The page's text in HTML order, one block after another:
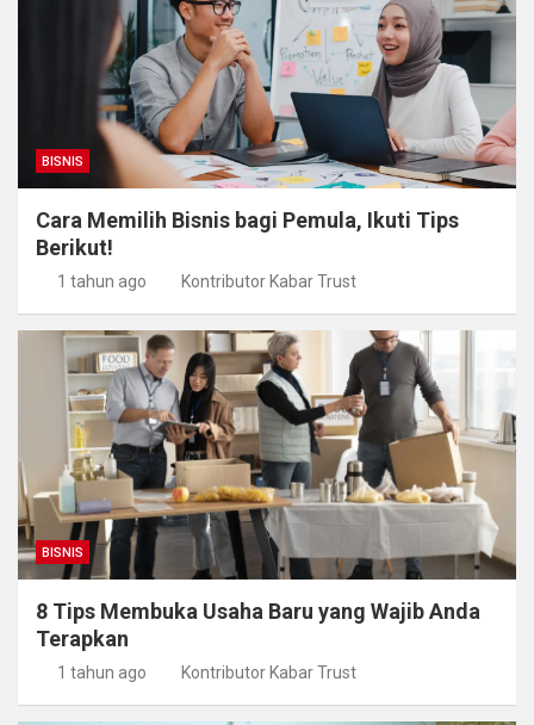
BISNIS
Cara Memilih Bisnis bagi Pemula, Ikuti Tips
Berikut!
1 tahun ago Kontributor Kabar Trust
BISNIS
8 Tips Membuka Usaha Baru yang Wajib Anda
Terapkan
1 tahun ago Kontributor Kabar Trust